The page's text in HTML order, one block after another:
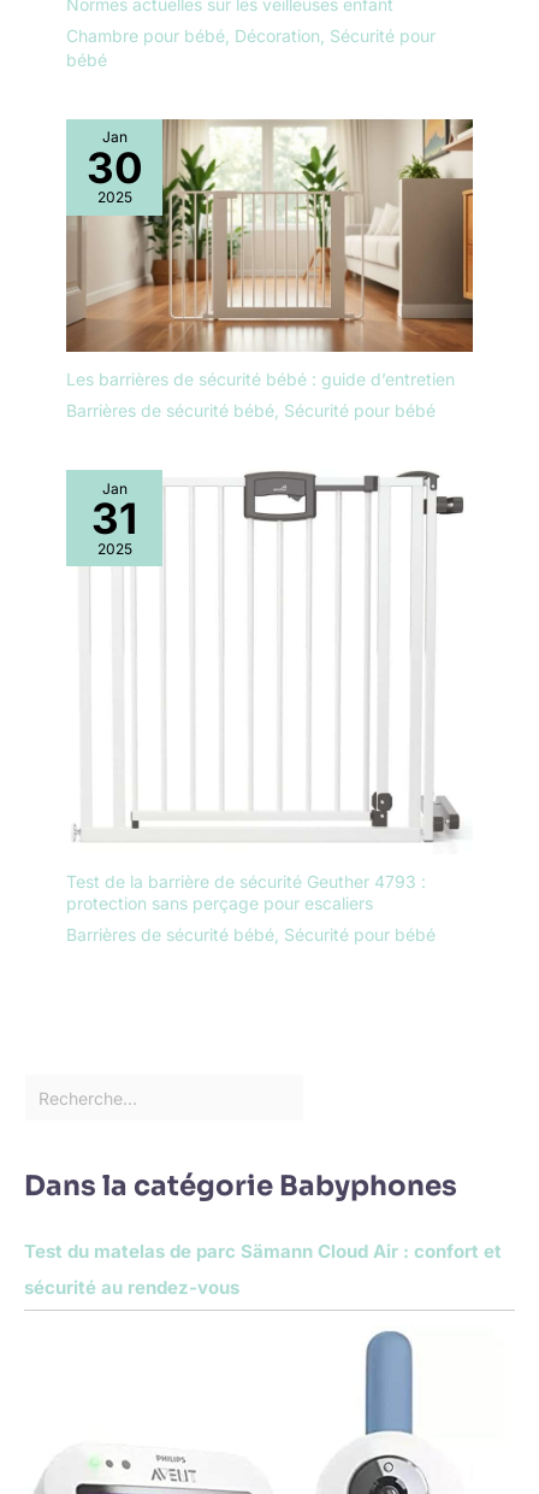
ajustable selon la distance au
bébé. Consulter le manuel avant
la première utilisation pour un
Chambre pour bébé Décoration Sécurité pour
bébé
Jan
30
2025
Les barrières de sécurité bébé : guide d’entretien
Barrières de sécurité bébé Sécurité pour bébé
Jan
31
2025
Test de la barrière de sécurité Geuther 4793 :
protection sans perçage pour escaliers
Barrières de sécurité bébé Sécurité pour bébé
Dans la catégorie Babyphones
Test du matelas de parc Sämann Cloud Air : confort et
sécurité au rendez-vous